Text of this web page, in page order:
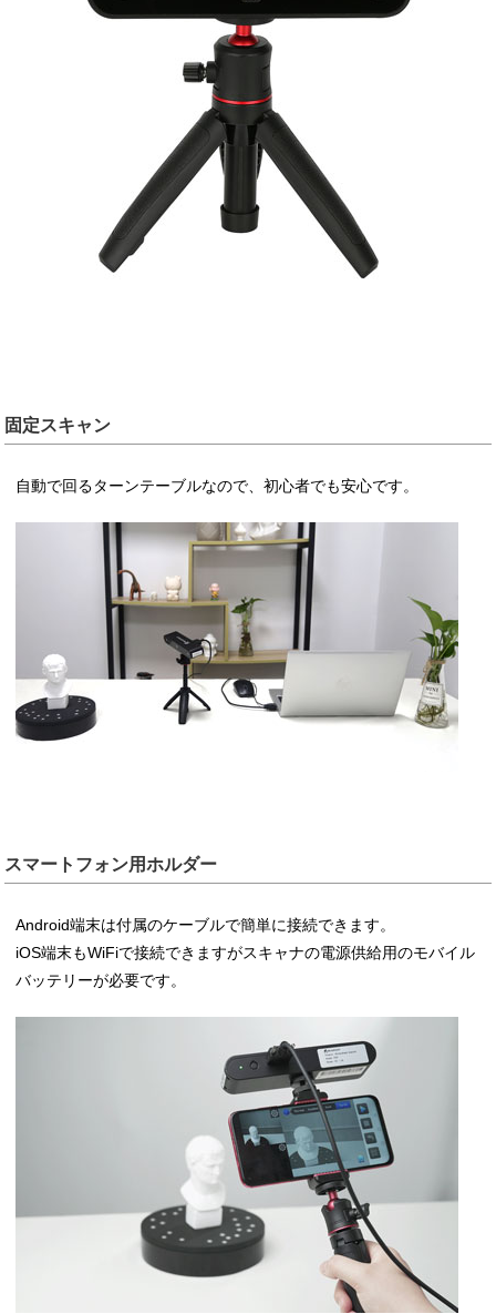
固定スキャン
自動で回るターンテーブルなので、初心者でも安心です。
スマートフォン用ホルダー
Android端末は付属のケーブルで簡単に接続できます。
iOS端末もWiFiで接続できますがスキャナの電源供給用のモバイル
バッテリーが必要です。